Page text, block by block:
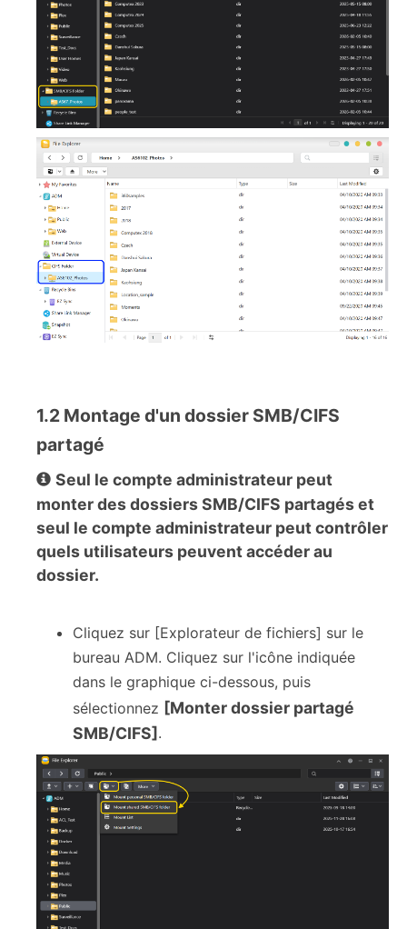
1.2 Montage d'un dossier SMB/CIFS
partagé
Seul le compte administrateur peut
monter des dossiers SMB/CIFS partagés et
seul le compte administrateur peut contrôler
quels utilisateurs peuvent accéder au
dossier.
Cliquez sur [Explorateur de fichiers] sur le
bureau ADM. Cliquez sur l'icône indiquée
dans le graphique ci-dessous, puis
sélectionnez [Monter dossier partagé
SMB/CIFS].